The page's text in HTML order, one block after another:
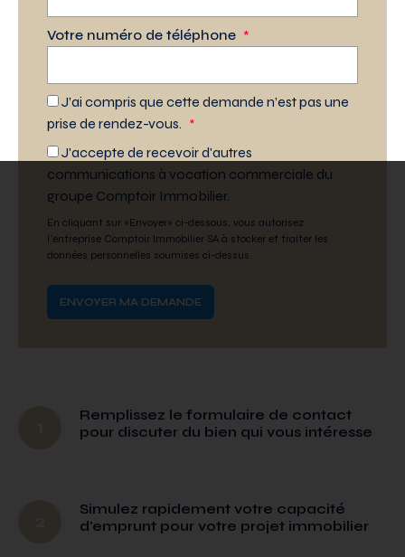
Votre numéro de téléphone *
J’ai compris que cette demande n’est pas une
prise de rendez-vous. *
J'accepte de recevoir d'autres
communications à vocation commerciale du
groupe Comptoir Immobilier.
En cliquant sur «Envoyer» ci-dessous, vous autorisez
l'entreprise Comptoir Immobilier SA à stocker et traiter les
données personnelles soumises ci-dessus.
Remplissez le formulaire de contact
pour discuter du bien qui vous intéresse
Simulez rapidement votre capacité
d'emprunt pour votre projet immobilier